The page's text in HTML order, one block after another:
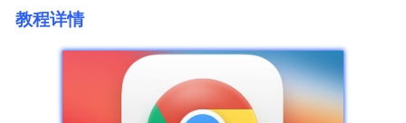
教程详情